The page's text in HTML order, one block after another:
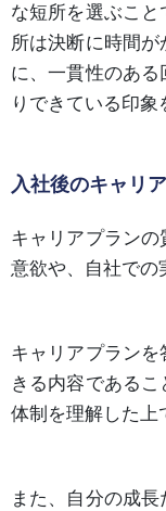
な短所を選ぶこ
所は決断に時間が
に、一貫性のあ
りできている印象
入社後のキャリ
キャリアプラン
意欲や、自社での
キャリアプラン
きる内容である
体制を理解した上
また、自分の成